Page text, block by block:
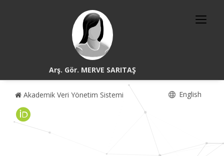
Arş. Gör. MERVE SARITAŞ
Akademik Veri Yönetim Sistemi English